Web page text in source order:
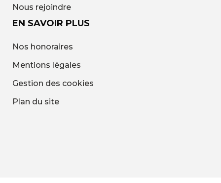
Nous rejoindre
EN SAVOIR PLUS
Nos honoraires
Mentions légales
Gestion des cookies
Plan du site